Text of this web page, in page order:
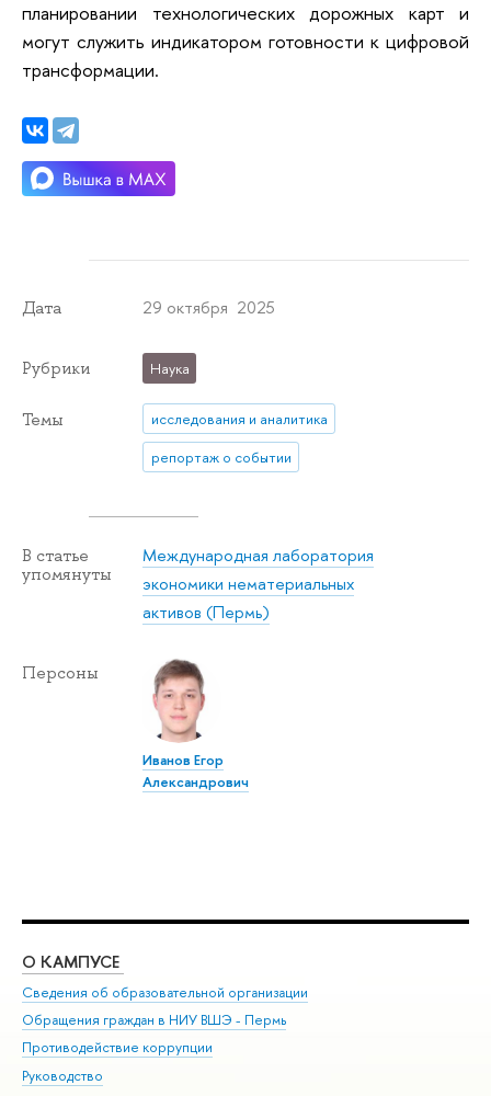
планировании технологических дорожных карт и
могут служить индикатором готовности к цифровой
трансформации.
Дата 29 октября 2025
Рубрики Наука
Темы
исследования и аналитика
репортаж о событии
В статье
упомянуты
Международная лаборатория
экономики нематериальных
активов (Пермь)
Персоны
Иванов Егор
Александрович
О КАМПУСЕ
Сведения об образовательной организации
Обращения граждан в НИУ ВШЭ - Пермь
Противодействие коррупции
Руководство